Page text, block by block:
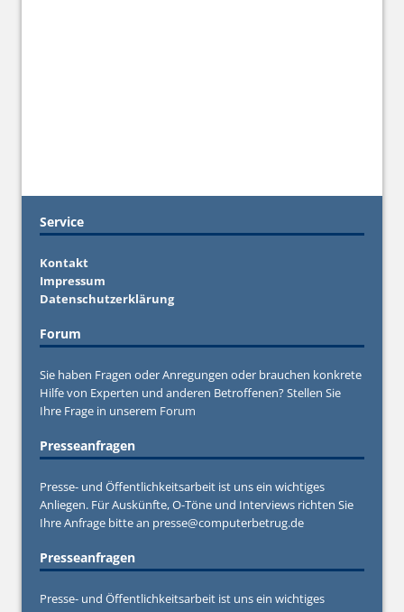
Service
Kontakt
Impressum
Datenschutzerklärung
Forum
Sie haben Fragen oder Anregungen oder brauchen konkrete
Hilfe von Experten und anderen Betroffenen? Stellen Sie
Ihre Frage in unserem Forum
Presseanfragen
Presse- und Öffentlichkeitsarbeit ist uns ein wichtiges
Anliegen. Für Auskünfte, O-Töne und Interviews richten Sie
Ihre Anfrage bitte an presse@computerbetrug.de
Presseanfragen
Presse- und Öffentlichkeitsarbeit ist uns ein wichtiges